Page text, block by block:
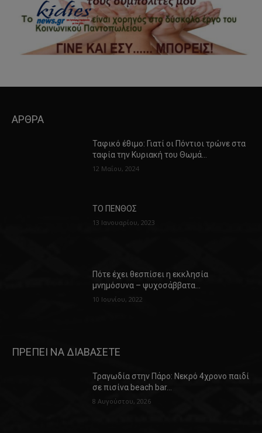
ΑΡΘΡΑ
Ταφικό έθιμο: Γιατί οι Πόντιοι τρώνε στα
ταφία την Κυριακή του Θωμά…
12 Μαΐου, 2024
ΤΟ ΠΕΝΘΟΣ
13 Ιανουαρίου, 2023
Πότε έχει θεσπίσει η εκκλησία
μνημόσυνα – ψυχοσάββατα…
10 Ιουνίου, 2022
ΠΡΕΠΕΙ ΝΑ ΔΙΑΒΑΣΕΤΕ
Τραγωδία στην Πάρο: Νεκρό 4χρονο παιδί
σε πισίνα beach bar…
8 Αυγούστου, 2026